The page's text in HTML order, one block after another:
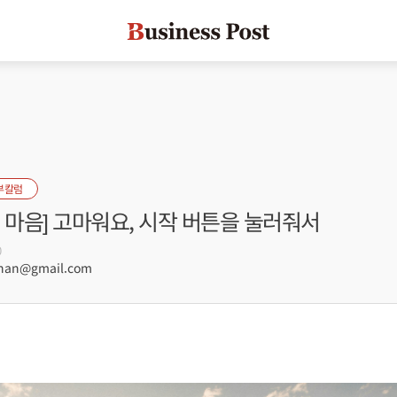
칼럼
음] 고마워요, 시작 버튼을 눌러줘서